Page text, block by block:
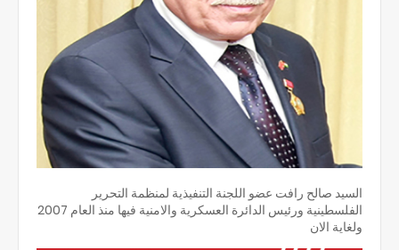
السيد صالح رافت عضو اللجنة التنفيذية لمنظمة التحرير
الفلسطينية ورئيس الدائرة العسكرية والامنية فيها منذ العام 2007
ولغاية الان